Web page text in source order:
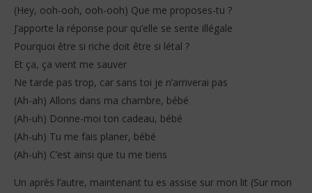
(Hey, ooh-ooh, ooh-ooh) Que me proposes-tu ?
J’apporte la réponse pour qu’elle se sente illégale
Pourquoi être si riche doit être si létal ?
Et ça, ça vient me sauver
Ne tarde pas trop, car sans toi je n’arriverai pas
(Ah-ah) Allons dans ma chambre, bébé
(Ah-uh) Donne-moi ton cadeau, bébé
(Ah-uh) Tu me fais planer, bébé
(Ah-uh) C’est ainsi que tu me tiens
Un après l’autre, maintenant tu es assise sur mon lit (Sur mon